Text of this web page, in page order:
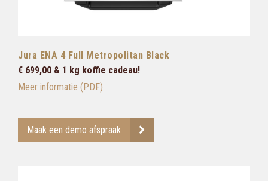
Jura ENA 4 Full Metropolitan Black
€ 699,00 & 1 kg koffie cadeau!
Meer informatie (PDF)
Maak een demo afspraak